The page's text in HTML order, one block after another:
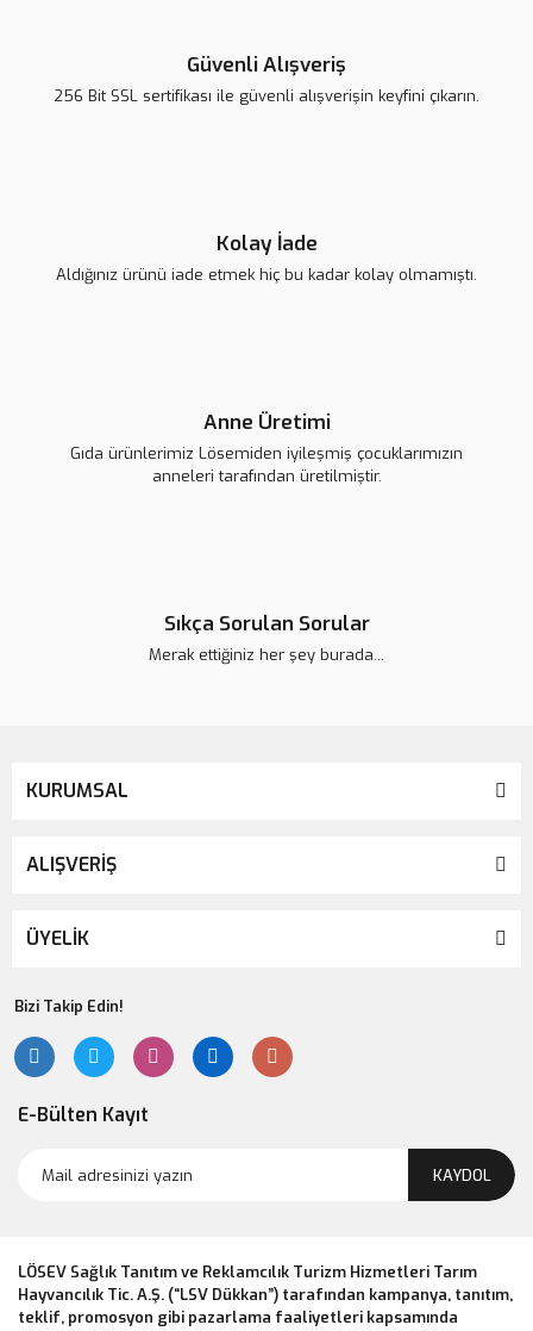
420,00 TL
Güvenli Alışveriş
256 Bit SSL sertifikası ile güvenli alışverişin keyfini çıkarın.
Kolay İade
Aldığınız ürünü iade etmek hiç bu kadar kolay olmamıştı.
Anne Üretimi
Gıda ürünlerimiz Lösemiden iyileşmiş çocuklarımızın
anneleri tarafından üretilmiştir.
Sıkça Sorulan Sorular
Merak ettiğiniz her şey burada...
KURUMSAL
ALIŞVERİŞ
ÜYELİK
Bizi Takip Edin!
E-Bülten Kayıt
KAYDOL
LÖSEV Sağlık Tanıtım ve Reklamcılık Turizm Hizmetleri Tarım
Hayvancılık Tic. A.Ş. (“LSV Dükkan”) tarafından kampanya, tanıtım,
teklif, promosyon gibi pazarlama faaliyetleri kapsamında